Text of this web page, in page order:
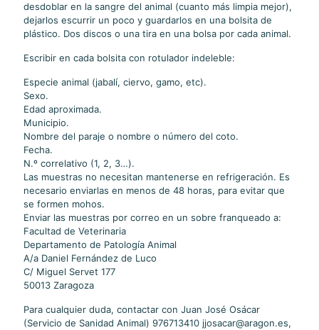
desdoblar en la sangre del animal (cuanto más limpia mejor),
dejarlos escurrir un poco y guardarlos en una bolsita de
plástico. Dos discos o una tira en una bolsa por cada animal.
Escribir en cada bolsita con rotulador indeleble:
Especie animal (jabalí, ciervo, gamo, etc).
Sexo.
Edad aproximada.
Municipio.
Nombre del paraje o nombre o número del coto.
Fecha.
N.º correlativo (1, 2, 3…).
Las muestras no necesitan mantenerse en refrigeración. Es
necesario enviarlas en menos de 48 horas, para evitar que
se formen mohos.
Enviar las muestras por correo en un sobre franqueado a:
Facultad de Veterinaria
Departamento de Patología Animal
A/a Daniel Fernández de Luco
C/ Miguel Servet 177
50013 Zaragoza
Para cualquier duda, contactar con Juan José Osácar
(Servicio de Sanidad Animal) 976713410 jjosacar@aragon.es,